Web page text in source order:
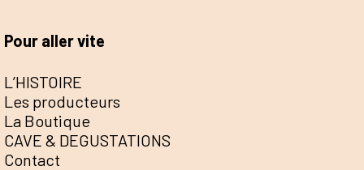
Pour aller vite
L’HISTOIRE
Les producteurs
La Boutique
CAVE & DEGUSTATIONS
Contact